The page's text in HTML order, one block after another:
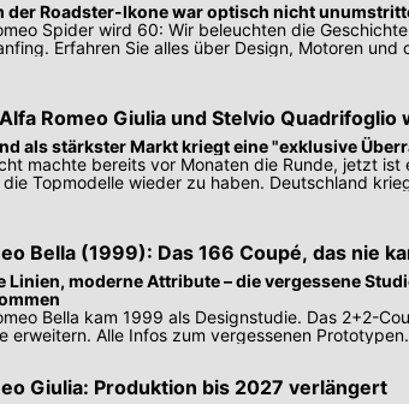
der Roadster-Ikone war optisch nicht
Spider wird 60: Wir beleuchten die
Erfahren Sie alles über Design, Motoren und
Romeo Giulia und Stelvio Quadrifoglio
als stärkster Markt kriegt eine "exklusive
machte bereits vor Monaten die Runde, jetzt ist
die Topmodelle wieder zu haben. Deutschland
Bella (1999): Das 166 Coupé, das nie
Linien, moderne Attribute – die vergessene
Bella kam 1999 als Designstudie. Das 2+2-
erweitern. Alle Infos zum vergessenen Prototypen.
Giulia: Produktion bis 2027 verlängert